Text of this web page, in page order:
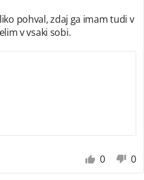
pohval, zdaj ga imam tudi v
v vsaki sobi.
0 0